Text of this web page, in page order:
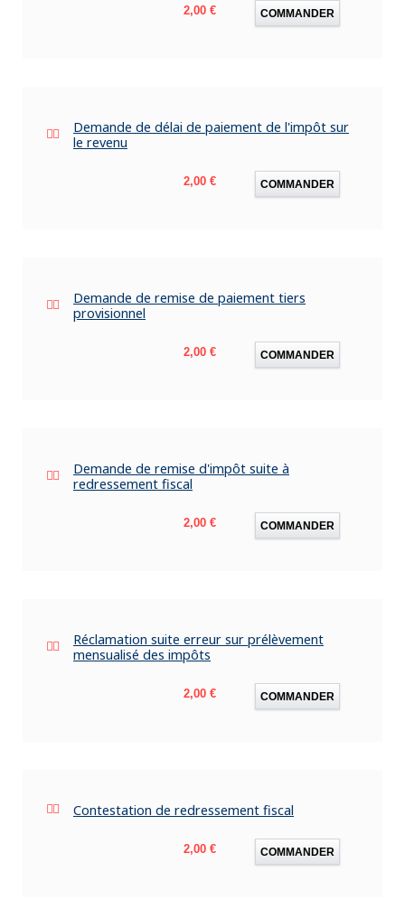
Prix
2,00 € COMMANDER
Demande de délai de paiement de l'impôt sur
le revenu
Prix
2,00 € COMMANDER
Demande de remise de paiement tiers
provisionnel
Prix
2,00 € COMMANDER
Demande de remise d'impôt suite à
redressement fiscal
Prix
2,00 € COMMANDER
Réclamation suite erreur sur prélèvement
mensualisé des impôts
Prix
2,00 € COMMANDER
Contestation de redressement fiscal
Prix
2,00 € COMMANDER